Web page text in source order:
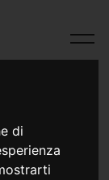
di